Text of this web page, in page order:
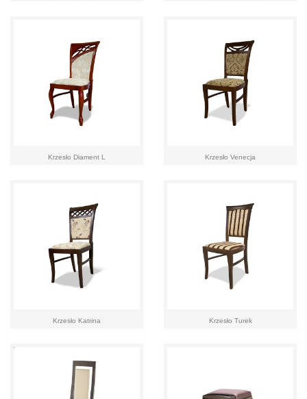
Krzesło Diament L Krzesło Venecja
Krzesło Katrina Krzesło Turek